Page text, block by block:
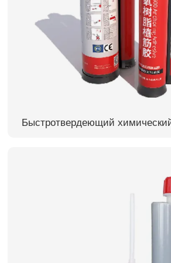
Быстротвердеющий